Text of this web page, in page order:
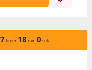
timer 18 min 0 sek